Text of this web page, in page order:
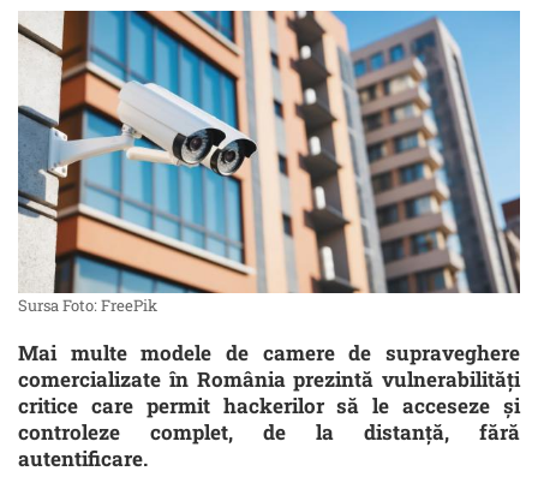
Sursa Foto: FreePik
Mai multe modele de camere de supraveghere
comercializate în România prezintă vulnerabilități
critice care permit hackerilor să le acceseze și
controleze complet, de la distanță, fără
autentificare.